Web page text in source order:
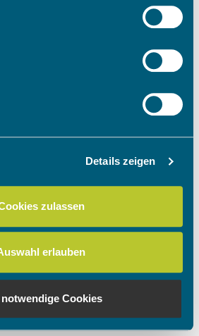
über Ihre geografische Lage
(Fingerprinting) identifizieren
wie Ihre persönlichen Daten
auf unsere Website zu
geben wir Informationen zu Ihrer
Website an unsere Partner für
möglicherweise mit
die Sie ihnen bereitgestellt
Rahmen Ihrer Nutzung der Dienste
Details zeigen
zulassen
erlauben
Cookies